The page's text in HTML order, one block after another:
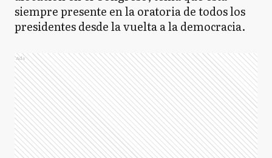
siempre presente en la oratoria de todos los
presidentes desde la vuelta a la democracia.
Ads